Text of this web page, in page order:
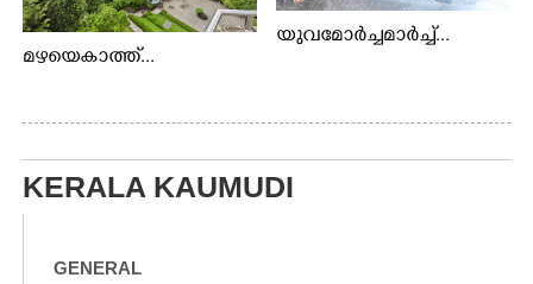
മഴയെകാത്ത്...
യുവമോർച്ചമാർച്ച്...
KERALA KAUMUDI
GENERAL